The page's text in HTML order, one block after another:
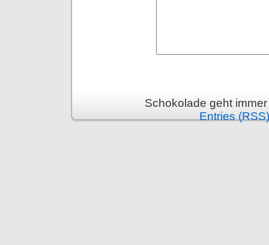
Schokolade geht
Entries (RSS)